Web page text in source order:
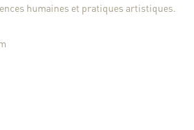
humaines et pratiques artistiques.